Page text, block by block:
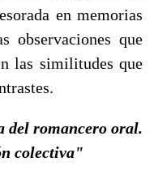
en memorias
observaciones que
las similitudes que
del romancero oral.
colectiva"